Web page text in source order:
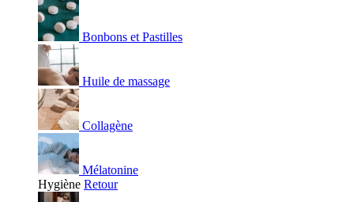
Bonbons et Pastilles
Huile de massage
Collagène
Mélatonine
Hygiène Retour